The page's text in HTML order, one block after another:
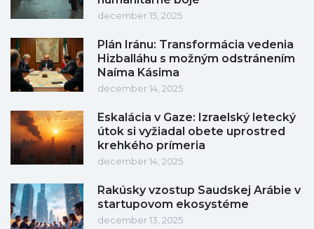
december 15, 2025
Plán Iránu: Transformácia vedenia
Hizballáhu s možným odstránením
Naíma Kásima
december 14, 2025
Eskalácia v Gaze: Izraelský letecký
útok si vyžiadal obete uprostred
krehkého prímeria
december 14, 2025
Rakúsky vzostup Saudskej Arábie v
startupovom ekosystéme
december 13, 2025